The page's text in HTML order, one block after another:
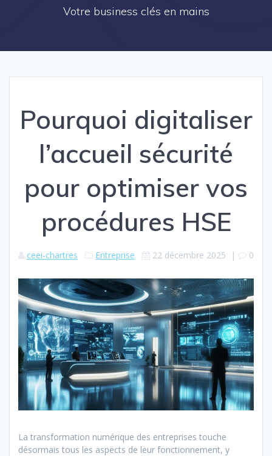
Votre business clés en mains
Pourquoi digitaliser
l’accueil sécurité
pour optimiser vos
procédures HSE
ceei-chartres Entreprise 22 décembre 2025 | 0
La transformation numérique des entreprises touche
désormais tous les aspects de leur fonctionnement, y